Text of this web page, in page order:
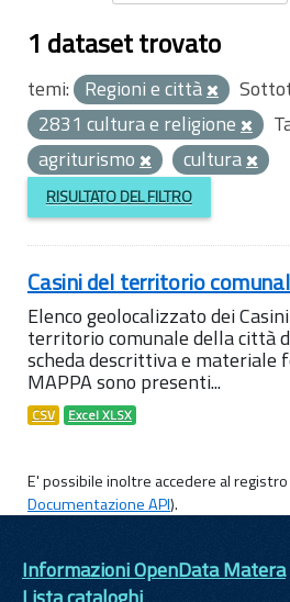
1 dataset trovato
temi: Regioni e città
2831 cultura e religione
agriturismo
cultura
RISULTATO DEL FILTRO
Casini del territorio
Elenco geolocalizzato dei
territorio comunale della città
scheda descrittiva e materiale
MAPPA sono presenti...
CSV Excel XLSX
E' possibile inoltre accedere al
Documentazione API).
Informazioni OpenData Matera